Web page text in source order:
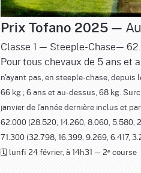
Prix Tofano 2025 —
Classe 1 — Steeple-Chase—
Pour tous chevaux de 5 ans et
n'ayant pas, en steeple-chase, depuis
66 kg ; 6 ans et au-dessus, 68 kg.
janvier de l'année dernière inclus et
62.000 (28.520, 14.260, 8.060, 5.580,
71.300 (32.798, 16.399, 9.269, 6.417,
🗓️ lunfi 24 février, à 14h31 — 2ᵉ course